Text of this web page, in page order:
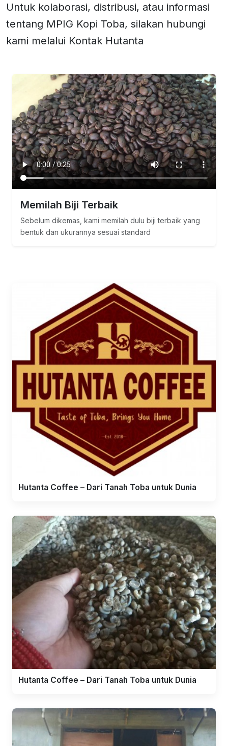
Untuk kolaborasi, distribusi, atau informasi
tentang MPIG Kopi Toba, silakan hubungi
kami melalui Kontak Hutanta
Memilah Biji Terbaik
Sebelum dikemas, kami memilah dulu biji terbaik yang
bentuk dan ukurannya sesuai standard
Hutanta Coffee – Dari Tanah Toba untuk Dunia
Hutanta Coffee – Dari Tanah Toba untuk Dunia